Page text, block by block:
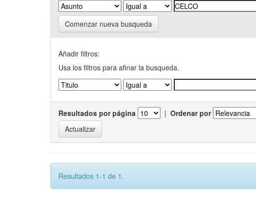
Comenzar nueva busqueda
Añadir filtros:
Usa los filtros para afinar la busqueda.
Resultados por página | Ordenar por
Resultados 1-1 de 1.